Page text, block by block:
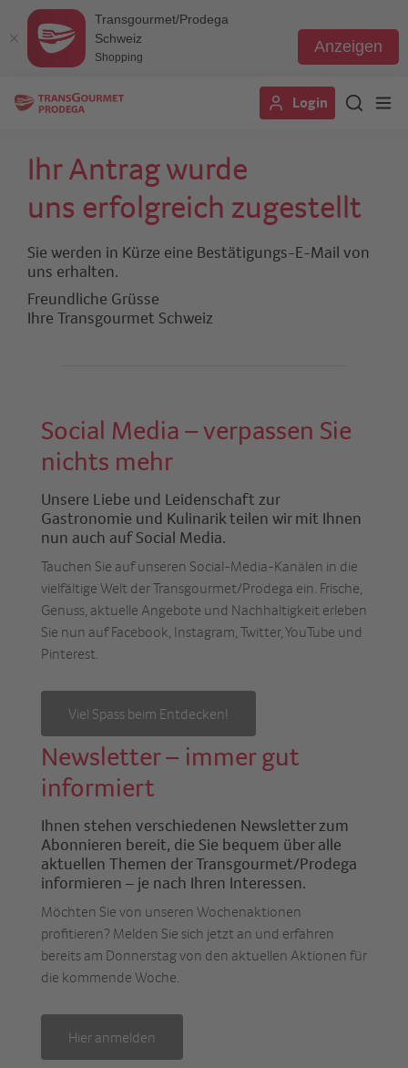
Transgourmet/Prodega
Schweiz
Shopping
Anzeigen
Login
Ihr Antrag wurde
uns erfolgreich zugestellt
Sie werden in Kürze eine Bestätigungs-E-Mail von
uns erhalten.
Freundliche Grüsse
Ihre Transgourmet Schweiz
Social Media – verpassen Sie
nichts mehr
Unsere Liebe und Leidenschaft zur
Gastronomie und Kulinarik teilen wir mit Ihnen
nun auch auf Social Media.
Tauchen Sie auf unseren Social-Media-Kanälen in die
vielfältige Welt der Transgourmet/Prodega ein. Frische,
Genuss, aktuelle Angebote und Nachhaltigkeit erleben
Sie nun auf Facebook, Instagram, Twitter, YouTube und
Pinterest.
Viel Spass beim Entdecken!
Newsletter – immer gut
informiert
Ihnen stehen verschiedenen Newsletter zum
Abonnieren bereit, die Sie bequem über alle
aktuellen Themen der Transgourmet/Prodega
informieren – je nach Ihren Interessen.
Möchten Sie von unseren Wochenaktionen
profitieren? Melden Sie sich jetzt an und erfahren
bereits am Donnerstag von den aktuellen Aktionen für
die kommende Woche.
Hier anmelden